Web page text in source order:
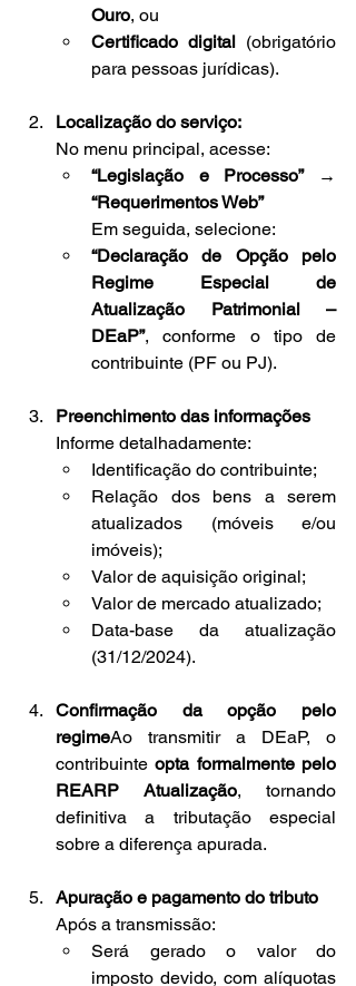
Ouro, ou
Certificado digital (obrigatório
para pessoas jurídicas).
Localização do serviço:
No menu principal, acesse:
“Legislação e Processo” →
“Requerimentos Web”
Em seguida, selecione:
“Declaração de Opção pelo
Regime Especial de
Atualização Patrimonial –
DEaP”, conforme o tipo de
contribuinte (PF ou PJ).
Preenchimento das informações
Informe detalhadamente:
Identificação do contribuinte;
Relação dos bens a serem
atualizados (móveis e/ou
imóveis);
Valor de aquisição original;
Valor de mercado atualizado;
Data-base da atualização
(31/12/2024).
Confirmação da opção pelo
regimeAo transmitir a DEaP, o
contribuinte opta formalmente pelo
REARP Atualização, tornando
definitiva a tributação especial
sobre a diferença apurada.
Apuração e pagamento do tributo
Após a transmissão:
Será gerado o valor do
imposto devido, com alíquotas